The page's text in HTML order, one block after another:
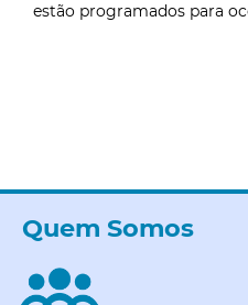
estão programados para
Quem Somos